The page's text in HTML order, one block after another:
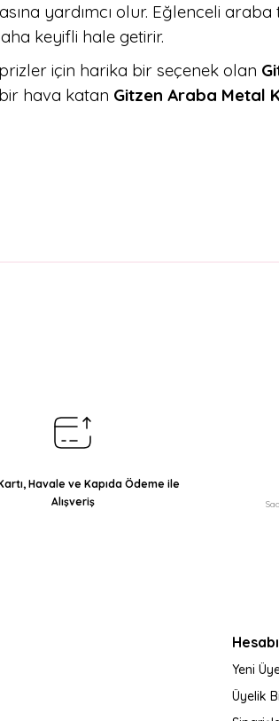
yardımcı olur. Eğlenceli araba
keyifli hale getirir.
için harika bir seçenek olan
bir hava katan Gitzen Araba Metal
Havale ve Kapıda Ödeme ile
Alışveriş
Yeni
Üyelik